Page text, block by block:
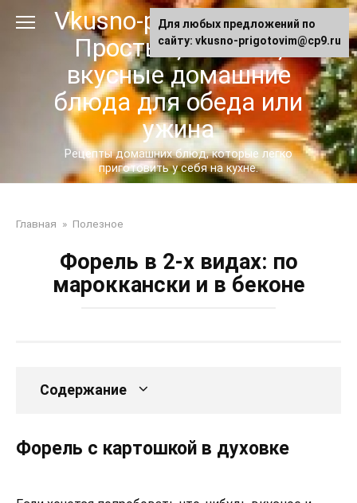
Vkusno-prigotovim.ru -
Простые, сытные,
вкусные домашние
блюда для обеда или
ужина
Рецепты домашних блюд, которые легко
приготовить у себя на кухне.
Главная » Полезное
Форель в 2-х видах: по
мароккански и в беконе
Содержание
Форель с картошкой в духовке
Для любых предложений по
сайту: vkusno-prigotovim@cp9.ru